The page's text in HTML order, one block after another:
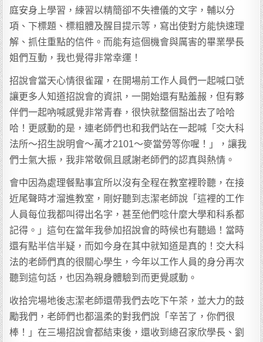
庭安身上學習，練習以精簡卻不失禮儀的文字，輔以分
項、下標題、標粗體及醒目提示等，寫出使對方能快速理
解、抓住重點的信件。而能有這個機會與厲害的畢業學長
姐們互動，我也覺得非常幸運！
招說會當天心情很雀躍，在開場前工作人員們一起喊口號
讓更多人知道招說會的資訊，一開始還有點羞赧，但有夥
伴們一起吶喊感覺非常青春，很快就整個豁出去了哈哈
哈！更感動的是，連老師們也和我們站在一起喊「交大科
法所～招生說明會～萬才2101～麥當勞等你喔！」，讓我
們士氣大振，我非常敬佩且感謝老師們的認真與熱情。
會中因為處理餐點事宜所以沒有全程在教室裡聆聽，在接
近尾聲時才溜進教室，剛好聽到志潔老師說「這裡的工作
人員每位我都叫得出名字，甚至他們唸什麼大學和科系都
記得。」這句在當年我參加招說會的時候也有聽過！當時
還有點半信半疑，而如今身在其中就知道是真的！交大科
法的老師們真的很關心學生，今年以工作人員的身分再次
聽到這句話，也因為親身體驗到而更覺感動。
收拾完場地後志潔老師還帶我們去吃下午茶，並大力的鼓
勵我們，老師們也都溫柔的對我們說「辛苦了，你們很
棒！」在三場招說會都結束後，還收到總召家欣學長、劉